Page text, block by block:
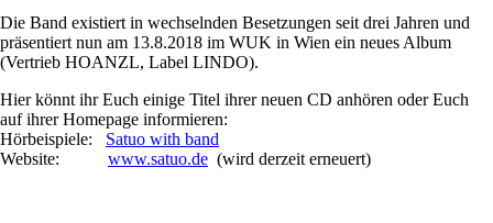
Die Band existiert in wechselnden Besetzungen seit drei Jahren und
präsentiert nun am 13.8.2018 im WUK in Wien ein neues Album
(Vertrieb HOANZL, Label LINDO).
Hier könnt ihr Euch einige Titel ihrer neuen CD anhören oder Euch
auf ihrer Homepage informieren:
Hörbeispiele: Satuo with band
Website: www.satuo.de (wird derzeit erneuert)